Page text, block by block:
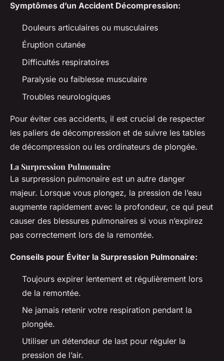
Symptômes d’un Accident Décompression:
Douleurs articulaires ou musculaires
Éruption cutanée
Difficultés respiratoires
Paralysie ou faiblesse musculaire
Troubles neurologiques
Pour éviter ces accidents, il est crucial de respecter
les paliers de décompression et de suivre les tables
de décompression ou les ordinateurs de plongée.
La Surpression Pulmonaire
La surpression pulmonaire est un autre danger
majeur. Lorsque vous plongez, la pression de l’eau
augmente rapidement avec la profondeur, ce qui peut
causer des blessures pulmonaires si vous n’expirez
pas correctement lors de la remontée.
Conseils pour Éviter la Surpression Pulmonaire:
Toujours expirer lentement et régulièrement lors
de la remontée.
Ne jamais retenir votre respiration pendant la
plongée.
Utiliser un détendeur de last pour réguler la
pression de l’air.